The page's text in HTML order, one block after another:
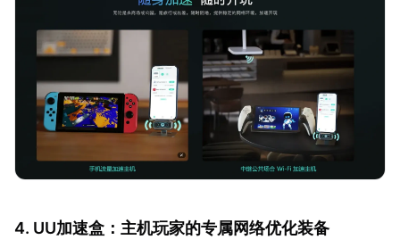
4. UU加速盒：主机玩家的专属网络优化装备